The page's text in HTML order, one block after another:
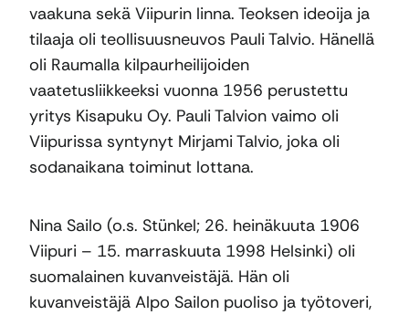
vaakuna sekä Viipurin linna. Teoksen ideoija ja
tilaaja oli teollisuusneuvos Pauli Talvio. Hänellä
oli Raumalla kilpaurheilijoiden
vaatetusliikkeeksi vuonna 1956 perustettu
yritys Kisapuku Oy. Pauli Talvion vaimo oli
Viipurissa syntynyt Mirjami Talvio, joka oli
sodanaikana toiminut lottana.
Nina Sailo (o.s. Stünkel; 26. heinäkuuta 1906
Viipuri – 15. marraskuuta 1998 Helsinki) oli
suomalainen kuvanveistäjä. Hän oli
kuvanveistäjä Alpo Sailon puoliso ja työtoveri,